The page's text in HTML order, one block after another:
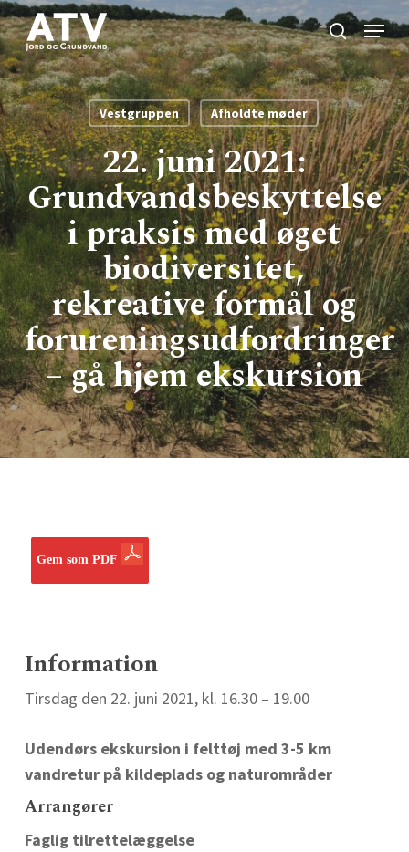
Skip
to
main
content
search
Menu
Vestgruppen Afholdte møder
22. juni 2021:
Grundvandsbeskyttelse
i praksis med øget
biodiversitet,
rekreative formål og
forureningsudfordringer
– gå hjem ekskursion
Gem som PDF
Information
Tirsdag den 22. juni 2021, kl. 16.30 – 19.00
Udendørs ekskursion i felttøj med 3-5 km
vandretur på kildeplads og naturområder
Arrangører
Faglig tilrettelæggelse
Close
Menu